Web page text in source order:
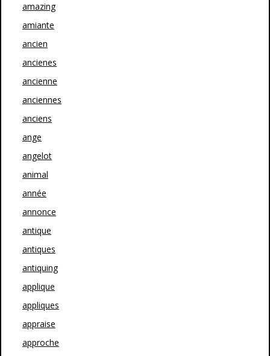
amazing
amiante
ancien
ancienes
ancienne
anciennes
anciens
ange
angelot
animal
année
annonce
antique
antiques
antiquing
applique
appliques
appraise
approche